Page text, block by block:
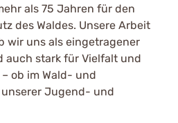
als 75 Jahren für den
des Waldes. Unsere Arbeit
wir uns als eingetragener
auch stark für Vielfalt und
ob im Wald- und
Jugend- und